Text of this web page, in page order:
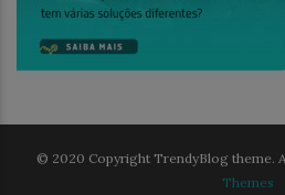
© 2020 Copyright TrendyBlog theme.
Themes